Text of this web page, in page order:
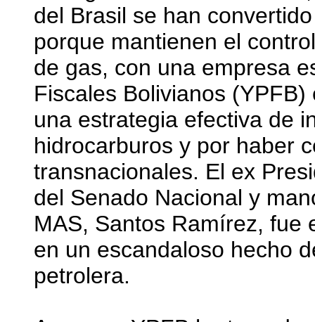
del Brasil se han
porque mantienen el
de gas, con una empresa
Fiscales Bolivianos
una estrategia efectiva de
hidrocarburos y por haber
transnacionales. El ex
del Senado Nacional y
MAS, Santos Ramírez, fue
en un escandaloso hecho
petrolera.